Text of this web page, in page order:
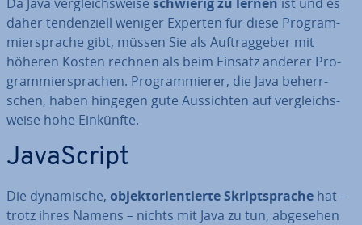
daher ten­den­zi­ell weniger Experten für diese Pro­gram­
mier­spra­che gibt, müssen Sie als Auf­trag­ge­ber mit
höheren Kosten rechnen als beim Einsatz anderer Pro­
gram­mier­spra­chen. Pro­gram­mie­rer, die Java be­herr­
schen, haben hingegen gute Aus­sich­ten auf ver­gleichs­
wei­se hohe Einkünfte.
Ja­va­Script
Die dy­na­mi­sche, ob­jekt­ori­en­tier­teSkript­spra­che hat –
trotz ihres Namens – nichts mit Java zu tun, abgesehen